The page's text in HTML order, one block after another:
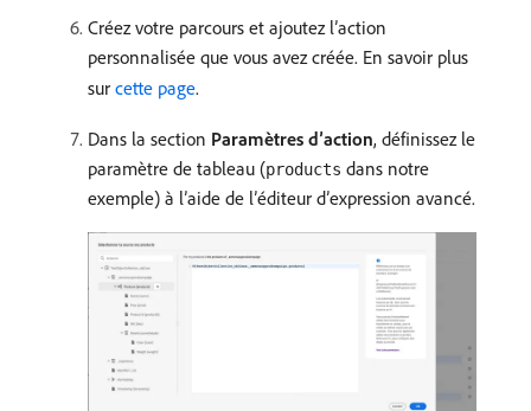
Créez votre parcours et ajoutez l’action
personnalisée que vous avez créée. En savoir plus
sur cette page.
Dans la section Paramètres d’action, définissez le
paramètre de tableau (products dans notre
exemple) à l’aide de l’éditeur d’expression avancé.